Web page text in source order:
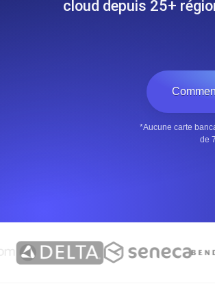
Surveillez les informations et les performances de
Uptime Monitoring pour sites web et APIs. Gratuit pour
TCP Monitoring
cloud depuis 25+
*Aucune carte
de